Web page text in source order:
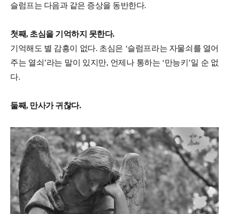
슬럼프는 다음과 같은 증상을 동반한다.
첫째, 초심을 기억하지 못한다.
기억해도 별 감흥이 없다. 초심은 ‘슬럼프라는 자물쇠를 열어
주는 열쇠’라는 말이 있지만, 언제나 통하는 ‘만능키’일 순 없
다.
둘째, 만사가 귀찮다.